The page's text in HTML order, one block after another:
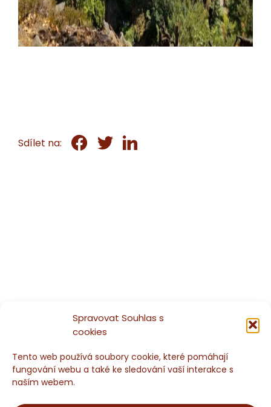
Spravovat Souhlas s
cookies
Tento web používá soubory cookie, které pomáhají
fungování webu a také ke sledování vaší interakce s
naším webem.
Sdílet na: